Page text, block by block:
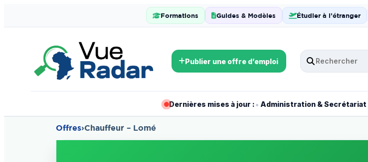
Formations Guides & Modèles Étudier à l’étranger
Publier une offre d’emploi
Dernières mises à jour :• Administration & Secrétariat
Offres›Chauffeur – Lomé